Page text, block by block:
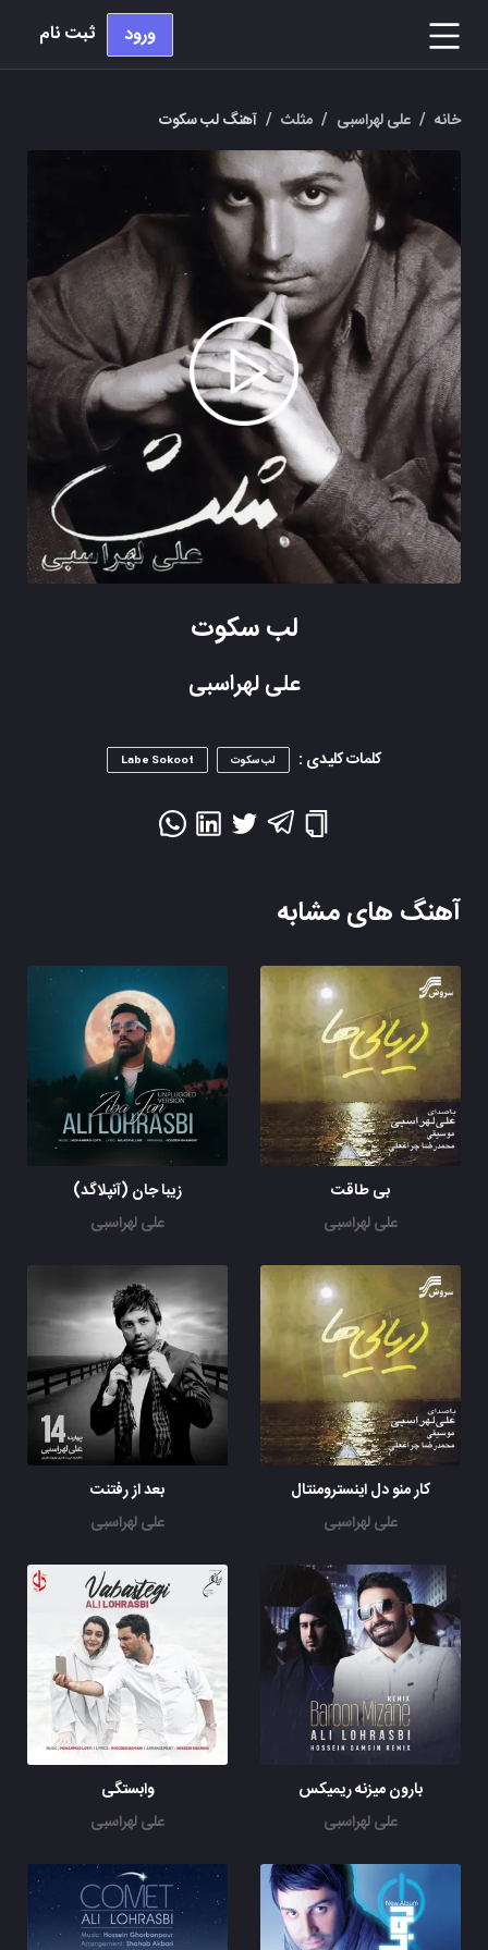
ورود ثبت نام
خانه / علی لهراسبی / مثلث / آهنگ لب سکوت
لب سکوت
علی لهراسبی
کلمات کلیدی : لب سکوت Labe Sokoot
آهنگ های مشابه
بی طاقت
علی لهراسبی
زیبا جان (آنپلاگد)
علی لهراسبی
کار منو دل اینسترومنتال
علی لهراسبی
بعد از رفتنت
علی لهراسبی
بارون میزنه ریمیکس
علی لهراسبی
وابستگی
علی لهراسبی